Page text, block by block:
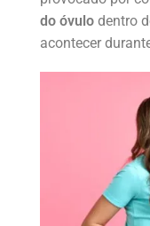
do óvulo dentro
acontecer